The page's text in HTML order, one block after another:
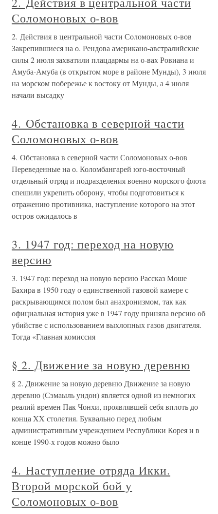
Соломоновых о-вов
2. Действия в центральной части Соломоновых о-вов
Закрепившиеся на о. Рендова американо-австралийские
силы 2 июля захватили плацдармы на о-вах Ровиана и
Амуба-Амуба (в открытом море в районе Мунды), 3 июля
на морском побережье к востоку от Мунды, а 4 июля
начали высадку
4. Обстановка в северной части
Соломоновых о-вов
4. Обстановка в северной части Соломоновых о-вов
Переведенные на о. Коломбангарей юго-восточный
отдельный отряд и подразделения военно-морского флота
спешили укрепить оборону, чтобы подготовиться к
отражению противника, наступление которого на этот
остров ожидалось в
3. 1947 год: переход на новую
версию
3. 1947 год: переход на новую версию Рассказ Моше
Бахира в 1950 году о единственной газовой камере с
раскрывающимся полом был анахронизмом, так как
официальная история уже в 1947 году приняла версию об
убийстве с использованием выхлопных газов двигателя.
Тогда «Главная комиссия
§ 2. Движение за новую деревню
§ 2. Движение за новую деревню Движение за новую
деревню (Сэмаыль ундон) является одной из немногих
реалий времен Пак Чонхи, проявлявшей себя вплоть до
конца XX столетия. Буквально перед любым
административным учреждением Республики Корея и в
конце 1990-х годов можно было
4. Наступление отряда Икки.
Второй морской бой у
Соломоновых о-вов